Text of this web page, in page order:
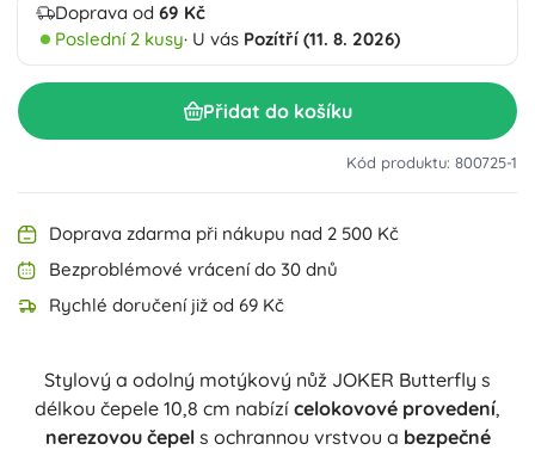
Doprava od 69 Kč
Poslední 2 kusy· U vás Pozítří (11. 8. 2026)
Přidat do košíku
Kód produktu: 800725-1
Doprava zdarma při nákupu nad 2 500 Kč
Bezproblémové vrácení do 30 dnů
Rychlé doručení již od 69 Kč
Stylový a odolný motýkový nůž JOKER Butterfly s
délkou čepele 10,8 cm nabízí celokovové provedení,
nerezovou čepels ochrannou vrstvou a bezpečné